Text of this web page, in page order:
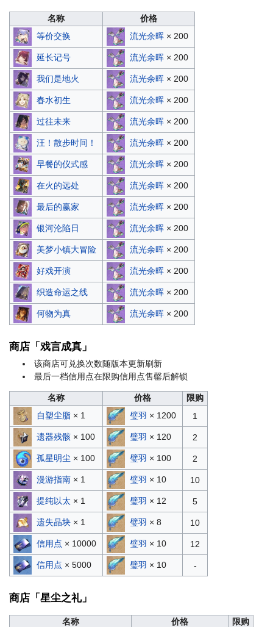
名称
价格
等价交换
流光余晖× 200
延长记号 流光余晖× 200
我们是地火 流光余晖× 200
春水初生 流光余晖× 200
过往未来 流光余晖× 200
汪！散步时间！ 流光余晖× 200
早餐的仪式感 流光余晖× 200
在火的远处 流光余晖× 200
最后的赢家 流光余晖× 200
银河沦陷日 流光余晖× 200
美梦小镇大冒险 流光余晖× 200
好戏开演 流光余晖× 200
织造命运之线 流光余晖× 200
何物为真 流光余晖× 200
商店「戏言成真」
该商店可兑换次数随版本更新刷新
最后一档信用点在限购信用点售罄后解锁
名称 价格
限购
自塑尘脂× 1 璧羽 × 1200 1
遗器残骸× 100 璧羽 × 120 2
孤星明尘 × 100 璧羽 × 100 2
漫游指南× 1 璧羽 × 10 10
提纯以太 × 1 璧羽 × 12 5
遗失晶块× 1 璧羽 × 8 10
信用点 × 10000 璧羽 × 10 12
信用点 × 5000 璧羽 × 10 -
商店「星尘之礼」
名称 价格
限购